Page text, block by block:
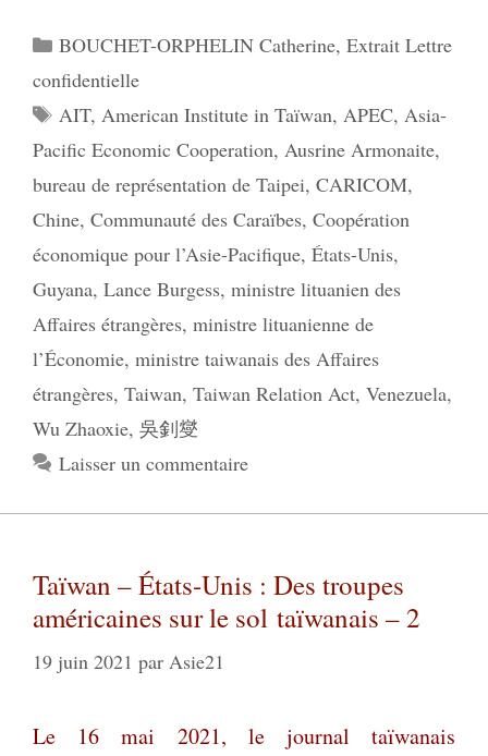
Catégories
BOUCHET-ORPHELIN Catherine, Extrait Lettre
confidentielle
Étiquettes
AIT, American Institute in Taïwan, APEC, Asia-
Pacific Economic Cooperation, Ausrine Armonaite,
bureau de représentation de Taipei, CARICOM,
Chine, Communauté des Caraïbes, Coopération
économique pour l’Asie-Pacifique, États-Unis,
Guyana, Lance Burgess, ministre lituanien des
Affaires étrangères, ministre lituanienne de
l’Économie, ministre taiwanais des Affaires
étrangères, Taiwan, Taiwan Relation Act, Venezuela,
Wu Zhaoxie, 吳釗燮
Laisser un commentaire
Taïwan – États-Unis : Des troupes
américaines sur le sol taïwanais – 2
19 juin 2021 par Asie21
Le 16 mai 2021, lejournal taïwanais